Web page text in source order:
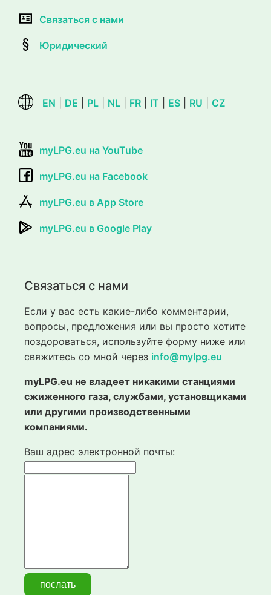
Связаться с нами
Юридический
EN DE PL NL FR IT ES RU CZ
myLPG.eu на YouTube
myLPG.eu на Facebook
myLPG.eu в App Store
myLPG.eu в Google Play
Связаться с нами
Если у вас есть какие-либо комментарии,
вопросы, предложения или вы просто хотите
поздороваться, используйте форму ниже или
свяжитесь со мной через info@mylpg.eu
myLPG.eu не владеет никакими станциями
сжиженного газа, службами, установщиками
или другими производственными
компаниями.
Ваш адрес электронной почты: